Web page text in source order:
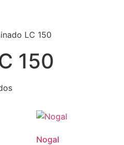
LC 150
150
Nogal